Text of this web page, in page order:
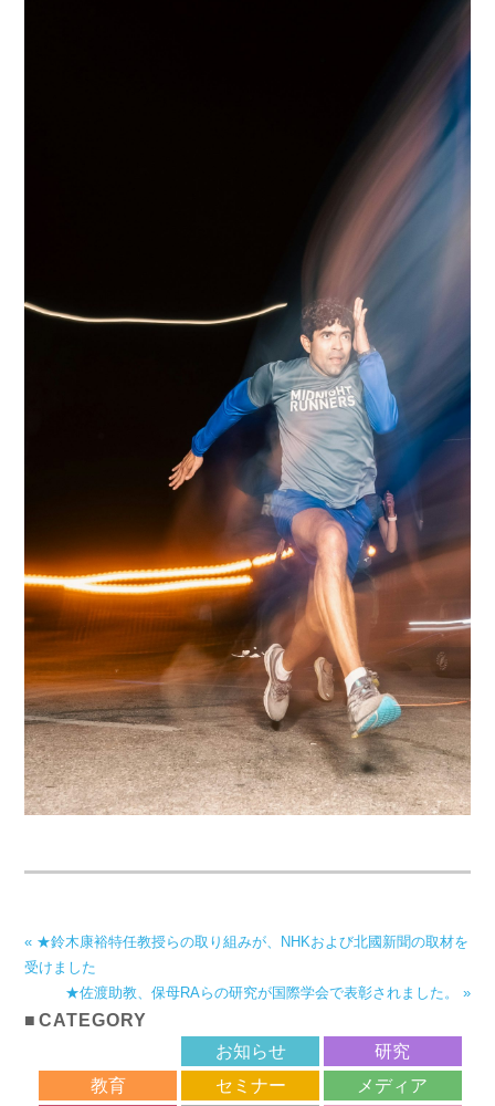
« ★鈴木康裕特任教授らの取り組みが、NHKおよび北國新聞の取材を
受けました
★佐渡助教、保母RAらの研究が国際学会で表彰されました。 »
CATEGORY
お知らせ
研究
教育
セミナー メディア